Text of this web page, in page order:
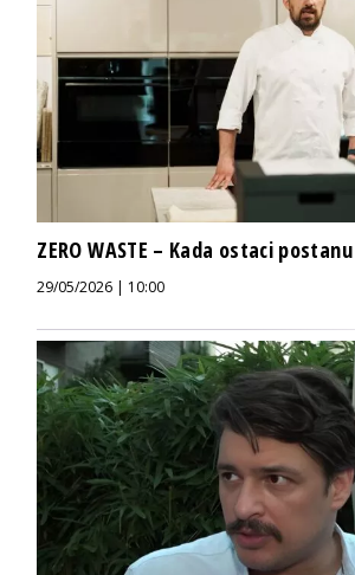
ZERO WASTE – Kada ostaci
29/05/2026 | 10:00